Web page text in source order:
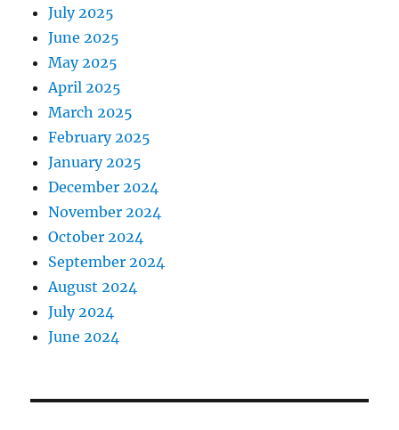
July 2025
June 2025
May 2025
April 2025
March 2025
February 2025
January 2025
December 2024
November 2024
October 2024
September 2024
August 2024
July 2024
June 2024